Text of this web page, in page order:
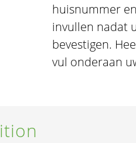
huisnummer
invullen nadat
bevestigen.
vul onderaan